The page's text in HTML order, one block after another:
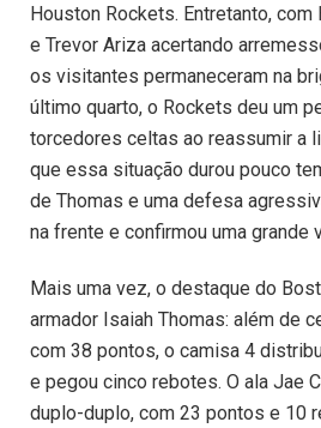
Houston Rockets. Entretanto, com
e Trevor Ariza acertando
os visitantes permaneceram na
último quarto, o Rockets deu um
torcedores celtas ao reassumir a
que essa situação durou pouco
de Thomas e uma defesa
na frente e confirmou uma grande
Mais uma vez, o destaque do
armador Isaiah Thomas: além de
com 38 pontos, o camisa 4
e pegou cinco rebotes. O ala Jae
duplo-duplo, com 23 pontos e 10